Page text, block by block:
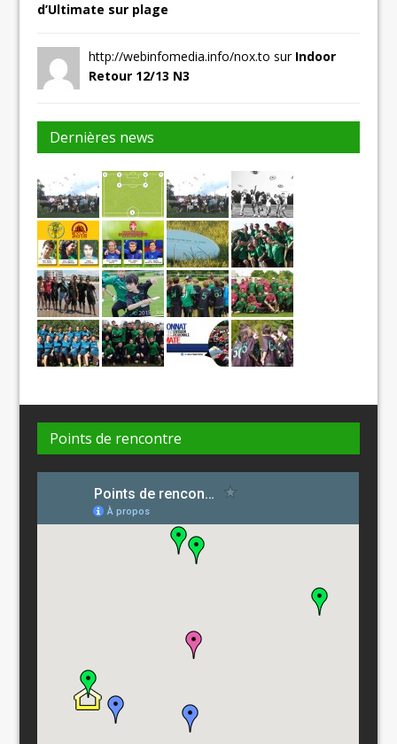
d’Ultimate sur plage
http://webinfomedia.info/nox.to sur Indoor
Retour 12/13 N3
Dernières news
Points de rencontre